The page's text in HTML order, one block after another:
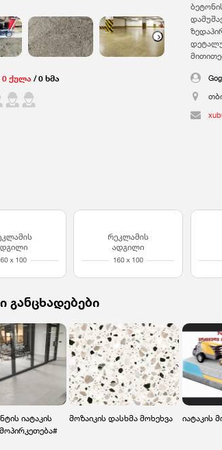
Next
0 ქულა / 0 ხმა
განცხადებები
იატაკის
მოზაიკის დასხმა მოხეხვა იატაკის